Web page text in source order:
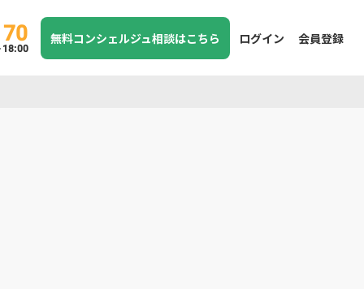
18:00
無料コンシェルジュ相談はこちら ログイン 会員登録